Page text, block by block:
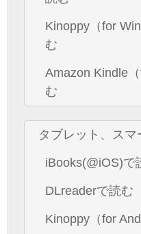
Kinoppy（for
む
Amazon Kindle
む
タブレット、ス
iBooks(@iOS)で
DLreaderで読む
Kinoppy（for